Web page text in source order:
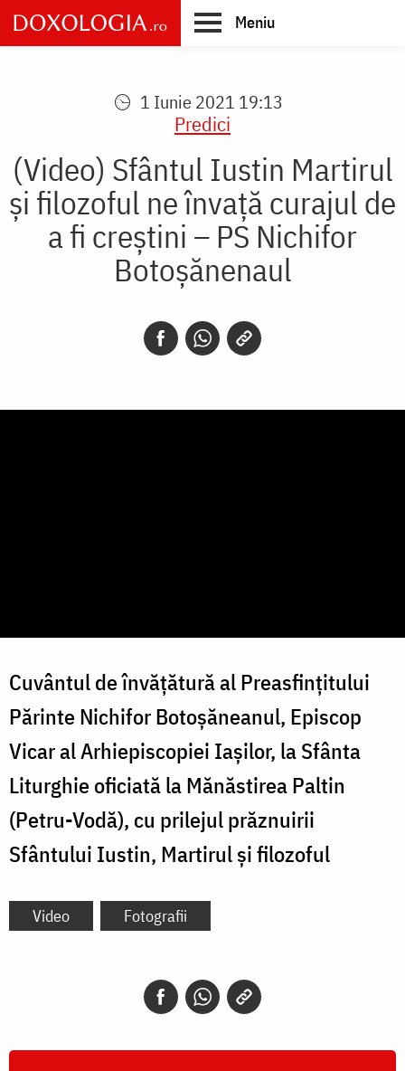
Skip
to
main
Meniu
1 Iunie 2021 19:13
Predici
(Video) Sfântul Iustin Martirul
și filozoful ne învață curajul de
a fi creștini – PS Nichifor
Botoșănenaul
Cuvântul de învățătură al Preasfințitului
Părinte Nichifor Botoșăneanul, Episcop
Vicar al Arhiepiscopiei Iașilor, la Sfânta
Liturghie oficiată la Mănăstirea Paltin
(Petru-Vodă), cu prilejul prăznuirii
Sfântului Iustin, Martirul și filozoful
Video Fotografii